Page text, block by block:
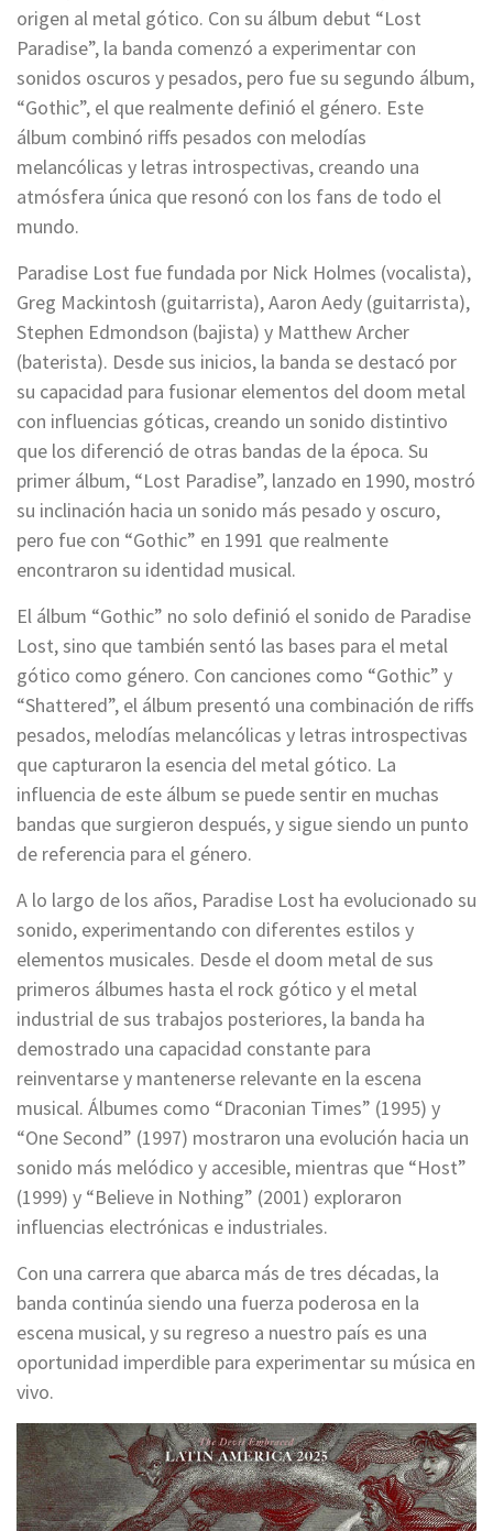
origen al metal gótico. Con su álbum debut “Lost
Paradise”, la banda comenzó a experimentar con
sonidos oscuros y pesados, pero fue su segundo álbum,
“Gothic”, el que realmente definió el género. Este
álbum combinó riffs pesados con melodías
melancólicas y letras introspectivas, creando una
atmósfera única que resonó con los fans de todo el
mundo.
Paradise Lost fue fundada por Nick Holmes (vocalista),
Greg Mackintosh (guitarrista), Aaron Aedy (guitarrista),
Stephen Edmondson (bajista) y Matthew Archer
(baterista). Desde sus inicios, la banda se destacó por
su capacidad para fusionar elementos del doom metal
con influencias góticas, creando un sonido distintivo
que los diferenció de otras bandas de la época. Su
primer álbum, “Lost Paradise”, lanzado en 1990, mostró
su inclinación hacia un sonido más pesado y oscuro,
pero fue con “Gothic” en 1991 que realmente
encontraron su identidad musical.
El álbum “Gothic” no solo definió el sonido de Paradise
Lost, sino que también sentó las bases para el metal
gótico como género. Con canciones como “Gothic” y
“Shattered”, el álbum presentó una combinación de riffs
pesados, melodías melancólicas y letras introspectivas
que capturaron la esencia del metal gótico. La
influencia de este álbum se puede sentir en muchas
bandas que surgieron después, y sigue siendo un punto
de referencia para el género.
A lo largo de los años, Paradise Lost ha evolucionado su
sonido, experimentando con diferentes estilos y
elementos musicales. Desde el doom metal de sus
primeros álbumes hasta el rock gótico y el metal
industrial de sus trabajos posteriores, la banda ha
demostrado una capacidad constante para
reinventarse y mantenerse relevante en la escena
musical. Álbumes como “Draconian Times” (1995) y
“One Second” (1997) mostraron una evolución hacia un
sonido más melódico y accesible, mientras que “Host”
(1999) y “Believe in Nothing” (2001) exploraron
influencias electrónicas e industriales.
Con una carrera que abarca más de tres décadas, la
banda continúa siendo una fuerza poderosa en la
escena musical, y su regreso a nuestro país es una
oportunidad imperdible para experimentar su música en
vivo.